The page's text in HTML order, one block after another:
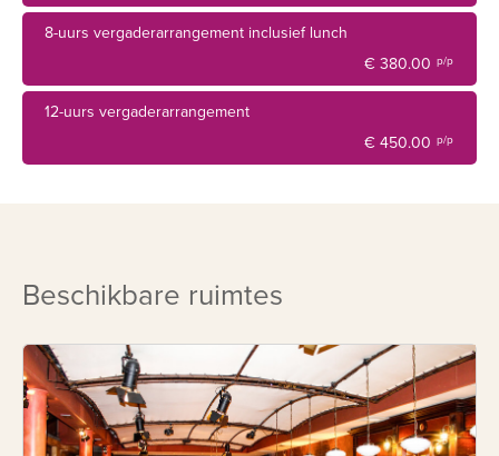
8-uurs vergaderarrangement inclusief lunch
€ 380.00 p/p
12-uurs vergaderarrangement
€ 450.00 p/p
Beschikbare ruimtes